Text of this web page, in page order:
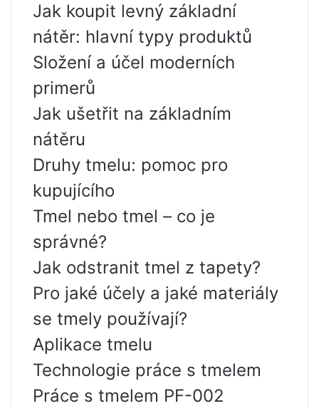
Jak koupit levný základní
nátěr: hlavní typy produktů
Složení a účel moderních
primerů
Jak ušetřit na základním
nátěru
Druhy tmelu: pomoc pro
kupujícího
Tmel nebo tmel – co je
správné?
Jak odstranit tmel z tapety?
Pro jaké účely a jaké materiály
se tmely používají?
Aplikace tmelu
Technologie práce s tmelem
Práce s tmelem PF-002